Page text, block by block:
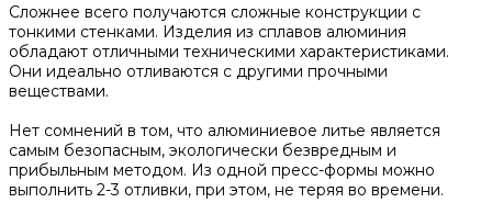
Сложнее всего получаются сложные конструкции с
тонкими стенками. Изделия из сплавов алюминия
обладают отличными техническими характеристиками.
Они идеально отливаются с другими прочными
веществами.
Нет сомнений в том, что алюминиевое литье является
самым безопасным, экологически безвредным и
прибыльным методом. Из одной пресс-формы можно
выполнить 2-3 отливки, при этом, не теряя во времени.